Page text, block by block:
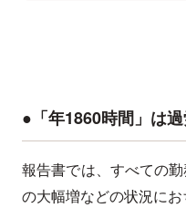
●「年1860時間」は
報告書では、すべての
の大幅増などの状況に